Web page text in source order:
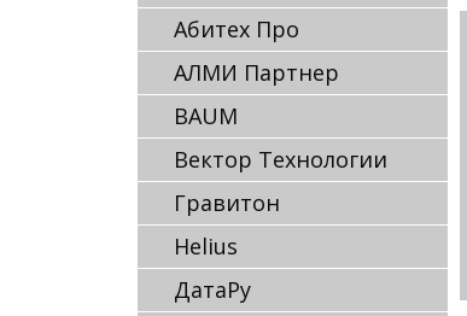
Абитех Про
АЛМИ Партнер
BAUM
Вектор Технологии
Гравитон
Helius
ДатаРу